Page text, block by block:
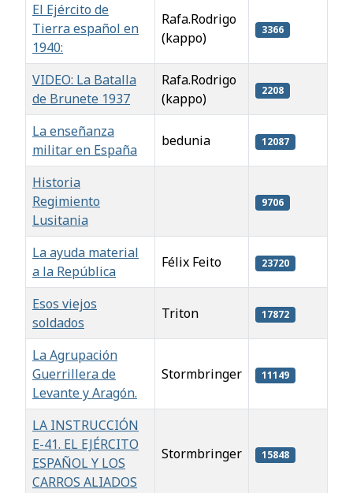
El Ejército de
Tierra español en
1940:
Rafa.Rodrigo
(kappo)
3366
VIDEO: La Batalla
de Brunete 1937
Rafa.Rodrigo
(kappo)
2208
La enseñanza
militar en España
bedunia 12087
Historia
Regimiento
Lusitania
9706
La ayuda material
a la República
Félix Feito 23720
Esos viejos
soldados
Triton 17872
La Agrupación
Guerrillera de
Levante y Aragón.
Stormbringer 11149
LA INSTRUCCIÓN
E-41. EL EJÉRCITO
ESPAÑOL Y LOS
CARROS ALIADOS
Stormbringer 15848